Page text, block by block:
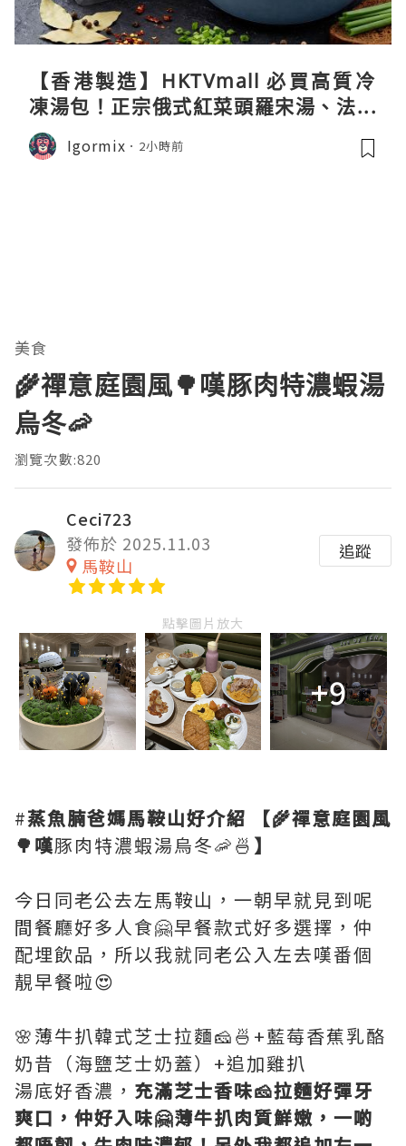
【香港製造】HKTVmall 必買高質冷
凍湯包！正宗俄式紅菜頭羅宋湯、法式
龍蝦濃湯與生酮膠原蛋白骨頭湯全攻略
Igormix 2小時前
美食
🌾禪意庭園風🌳嘆豚肉特濃蝦湯
烏冬🦐
瀏覽次數:820
Ceci723
發佈於 2025.11.03
馬鞍山
追蹤
點擊圖片放大
+9
#蒸魚腩爸媽馬鞍山好介紹
【🌾禪意庭園風
🌳嘆豚肉特濃蝦湯烏冬🦐🍜 】
今日同老公去左馬鞍山，一朝早就見到呢
間餐廳好多人食🤗早餐款式好多選擇，仲
配埋飲品，所以我就同老公入左去嘆番個
靚早餐啦😍
🌸薄牛扒韓式芝士拉麵🧀🍜+藍莓香蕉乳酪
奶昔（海鹽芝士奶蓋）+追加雞扒
湯底好香濃， 充滿芝士香味🧀拉麵好彈牙
爽口，仲好入味🤗薄牛扒肉質鮮嫩，一啲